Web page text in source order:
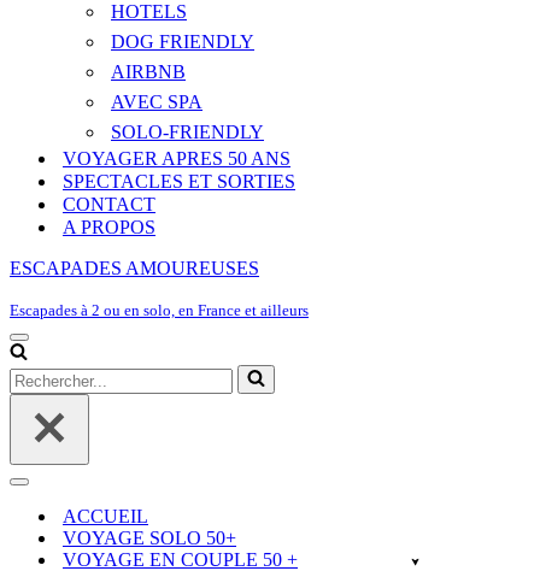
HOTELS
DOG FRIENDLY
AIRBNB
AVEC SPA
SOLO-FRIENDLY
VOYAGER APRES 50 ANS
SPECTACLES ET SORTIES
CONTACT
A PROPOS
ESCAPADES AMOUREUSES
Escapades à 2 ou en solo, en France et ailleurs
Menu
de
navigation
Rechercher...
Menu
navigationACCUEIL
VOYAGE SOLO 50+
VOYAGE EN COUPLE 50 +